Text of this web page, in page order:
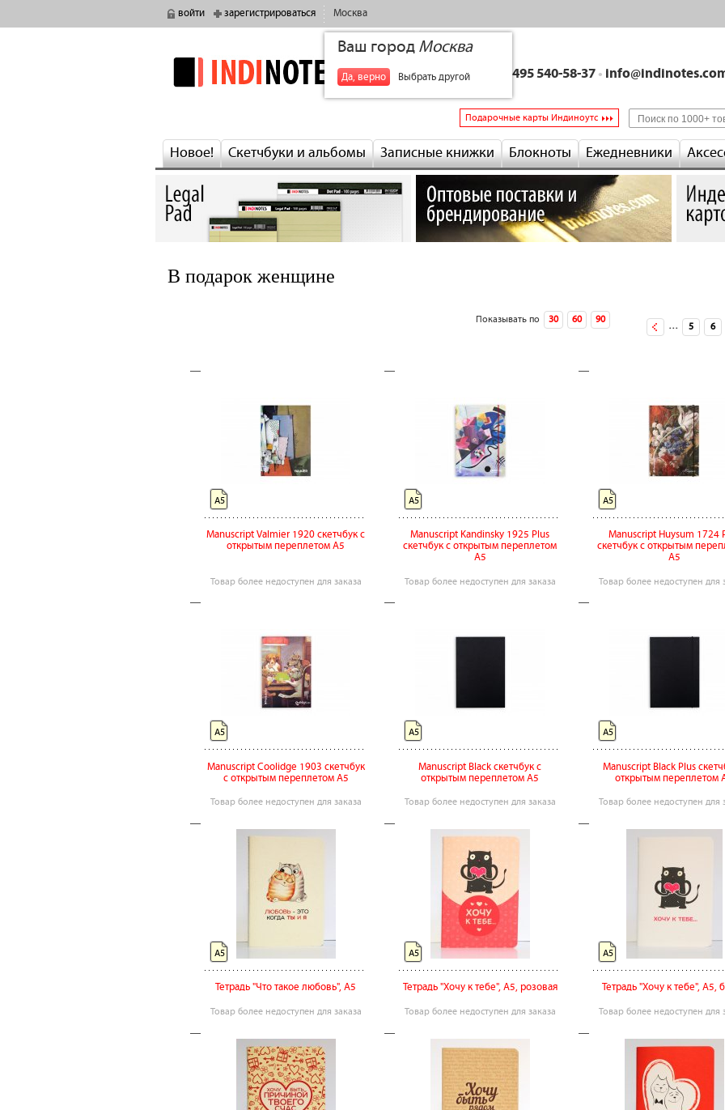
войти зарегистрироваться Москва
Ваш город Москва
Да, верно Выбрать другой
indinotes +7 495 540-58-37 •
Подарочные карты Индиноутс
Новое! Скетчбуки и альбомы Записные книжки Блокноты Ежедневники
В подарок женщине
Показывать по 30 60 90
… 5 6
Manuscript Valmier 1920 скетчбук с
открытым переплетом А5
Товар более недоступен для заказа
А5
Manuscript Kandinsky 1925 Plus
скетчбук с открытым переплетом
А5
Товар более недоступен для заказа
А5
Manuscript Huysum 1724
скетчбук с открытым
А5
Товар более недоступен для
А5
Manuscript Coolidge 1903 скетчбук
с открытым переплетом А5
Товар более недоступен для заказа
А5
Manuscript Black скетчбук с
открытым переплетом А5
Товар более недоступен для заказа
А5
Manuscript Black Plus
открытым переплетом
Товар более недоступен для
А5
Тетрадь "Что такое любовь", А5
Товар более недоступен для заказа
А5
Тетрадь "Хочу к тебе", А5, розовая
Товар более недоступен для заказа
А5
Тетрадь "Хочу к тебе", А5,
Товар более недоступен для
А5